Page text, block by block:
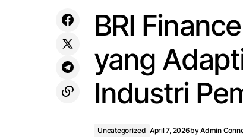
BRI
yang
Industri
Uncategorized April 7, 2026byAdmin